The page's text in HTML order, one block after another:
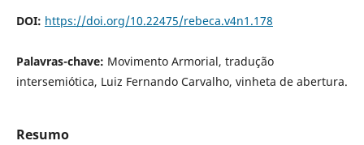
DOI: https://doi.org/10.22475/rebeca.v4n1.178
Palavras-chave: Movimento Armorial, tradução
intersemiótica, Luiz Fernando Carvalho, vinheta de abertura.
Resumo